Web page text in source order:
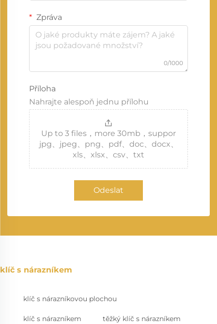
Zpráva
0/1000
Příloha
Nahrajte alespoň jednu přílohu
Up to 3 files，more 30mb，suppor
jpg、jpeg、png、pdf、doc、docx、
xls、xlsx、csv、txt
Odeslat
klíč s nárazníkem
klíč s nárazníkovou plochou
klíč s nárazníkem těžký klíč s nárazníkem